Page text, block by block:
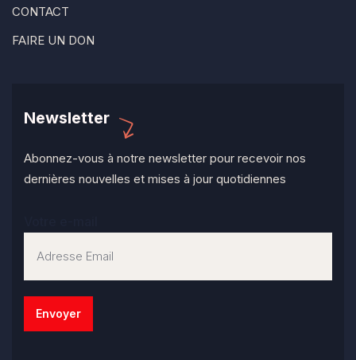
CONTACT
FAIRE UN DON
Newsletter
Abonnez-vous à notre newsletter pour recevoir nos
dernières nouvelles et mises à jour quotidiennes